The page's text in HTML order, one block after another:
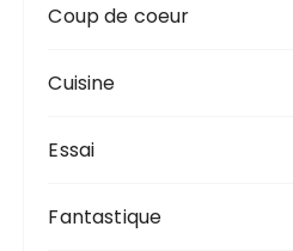
Coup de coeur
Cuisine
Essai
Fantastique